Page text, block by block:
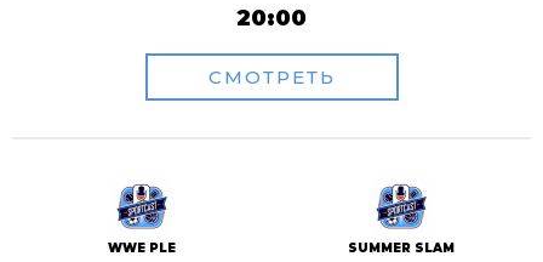
20:00
СМОТРЕТЬ
WWE PLE SUMMER SLAM